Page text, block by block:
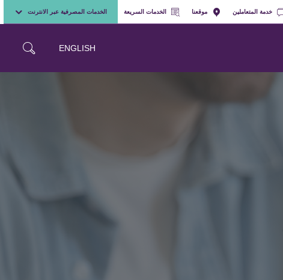
خدمة المتعاملين موقعنا الخدمات السريعة الخدمات المصرفية عبر الانترنت
ENGLISH